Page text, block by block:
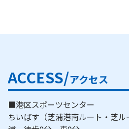
ACCESS/アクセス
■港区スポーツセンター
ちいばす（芝浦港南ルート・芝